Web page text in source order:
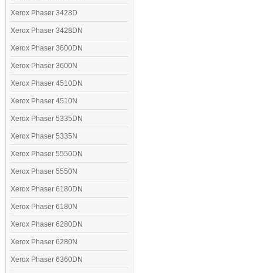
Xerox Phaser 3428D
Xerox Phaser 3428DN
Xerox Phaser 3600DN
Xerox Phaser 3600N
Xerox Phaser 4510DN
Xerox Phaser 4510N
Xerox Phaser 5335DN
Xerox Phaser 5335N
Xerox Phaser 5550DN
Xerox Phaser 5550N
Xerox Phaser 6180DN
Xerox Phaser 6180N
Xerox Phaser 6280DN
Xerox Phaser 6280N
Xerox Phaser 6360DN